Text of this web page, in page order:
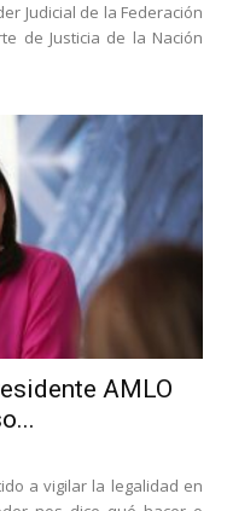
Judicial de la Federación
de Justicia de la Nación
AMLO
a vigilar la legalidad en